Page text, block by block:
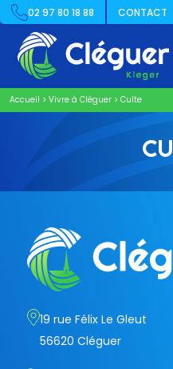
02 97 80 18 88 CONTACT
Accueil > Vivre à Cléguer > Culte
19 rue Félix Le Gleut
56620 Cléguer